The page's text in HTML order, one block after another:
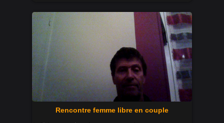
Rencontre femme libre en couple